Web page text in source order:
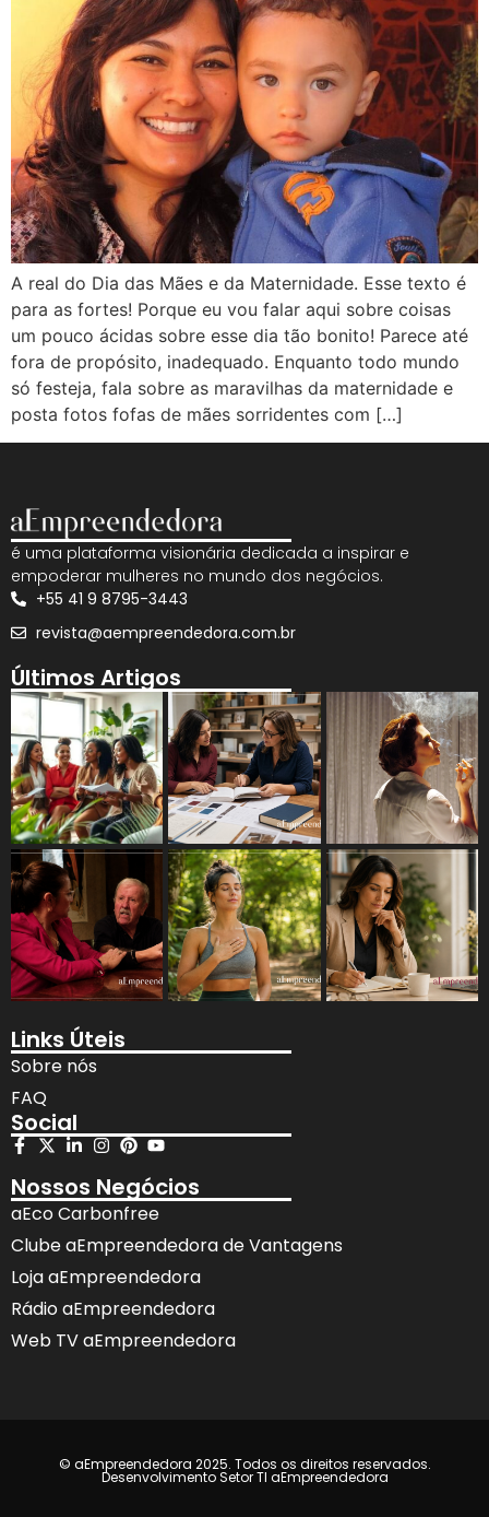
A real do Dia das Mães e da Maternidade. Esse texto é
para as fortes! Porque eu vou falar aqui sobre coisas
um pouco ácidas sobre esse dia tão bonito! Parece até
fora de propósito, inadequado. Enquanto todo mundo
só festeja, fala sobre as maravilhas da maternidade e
posta fotos fofas de mães sorridentes com […]
é uma plataforma visionária dedicada a inspirar e
empoderar mulheres no mundo dos negócios.
+55 41 9 8795-3443
revista@aempreendedora.com.br
Últimos Artigos
Links Úteis
Sobre nós
FAQ
Social
Nossos Negócios
aEco Carbonfree
Clube aEmpreendedora de Vantagens
Loja aEmpreendedora
Rádio aEmpreendedora
Web TV aEmpreendedora
© aEmpreendedora 2025. Todos os direitos reservados.
Desenvolvimento Setor TI aEmpreendedora